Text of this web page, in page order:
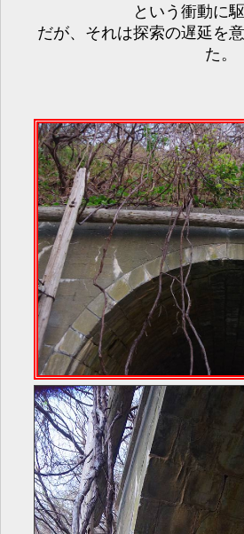
という衝動に
だが、それは探索の遅延を
た。